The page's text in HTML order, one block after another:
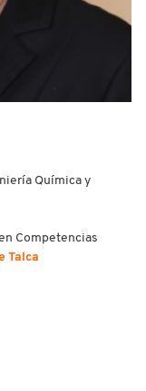
Química y
Competencias
Talca